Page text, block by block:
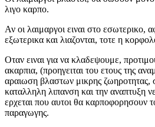
λιγο καρπο.
Αν οι λαιμαργοι ειναι στο εσωτερικο,
εξωτερικα και λιαζονται, τοτε η
Οταν ειναι για να κλαδεψουμε,
ακαρπια, (προηγειται του ετους της
αραιωση βλαστων μικρης ζωηροτητας,
καταλληλη λιπανση και την αναπτυξη
ερχεται που αυτοι θα καρποφορησουν
παραγωγης.